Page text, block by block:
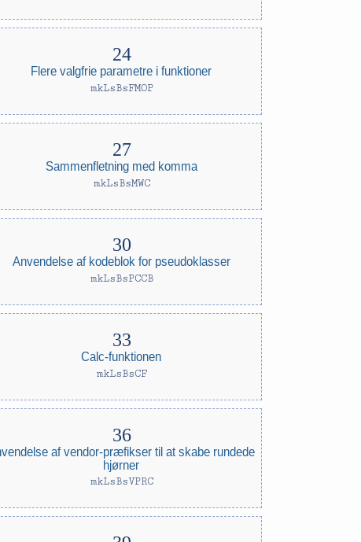
Flere valgfrie parametre i funktioner
mkLsBsFMOP
Sammenfletning med komma
mkLsBsMWC
Anvendelse af kodeblok for pseudoklasser
mkLsBsPCCB
Calc-funktionen
mkLsBsCF
af vendor-præfikser til at skabe rundede
hjørner
mkLsBsVPRC